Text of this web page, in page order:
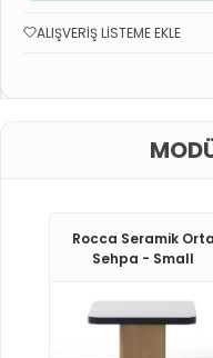
ALIŞVERIŞ LISTEME EKLE
Rocca Seramik Orta
Sehpa - Small